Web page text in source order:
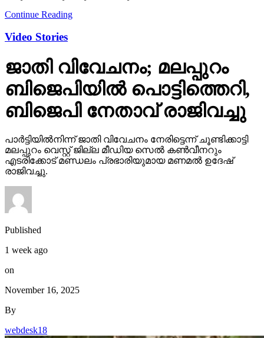
Continue Reading
Video Stories
ജാതി വിവേചനം; മലപ്പുറം
ബിജെപിയില്‍ പൊട്ടിത്തെറി,
ബിജെപി നേതാവ് രാജിവച്ചു
പാര്‍ട്ടിയില്‍നിന്ന് ജാതി വിവേചനം നേരിട്ടെന്ന് ചൂണ്ടിക്കാട്ടി
മലപ്പുറം വെസ്റ്റ് ജില്ല മീഡിയ സെല്‍ കണ്‍വീനറും
എടരിക്കോട് മണ്ഡലം പ്രഭാരിയുമായ മണമല്‍ ഉദേഷ്
രാജിവച്ചു.
Published
1 week ago
on
November 16, 2025
By
webdesk18